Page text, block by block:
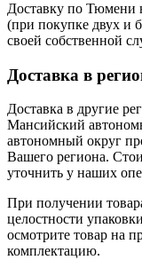
Доставку по Тюмени
(при покупке двух и
своей собственной
Доставка в
Доставка в другие
Мансийский
автономный округ
Вашего региона.
уточнить у наших
При получении
целостности
осмотрите товар на
комплектацию.